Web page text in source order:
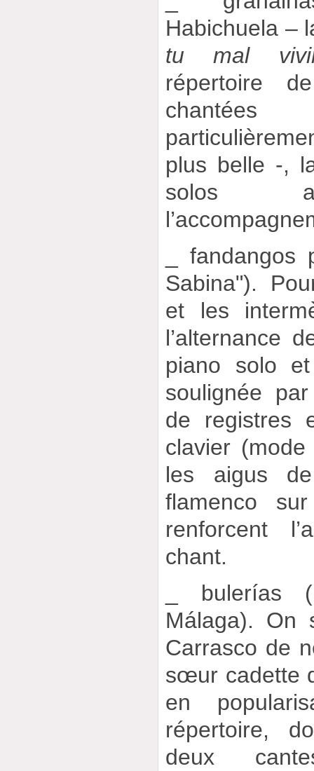
Habichuela –
tu mal
répertoire
plus belle -,
solos
_
Sabina").
et les
l’alternance
piano solo
soulignée
de registres
clavier
les aigus
flamenco
renforcent
chant.
_ bulerías
Málaga). On
Carrasco de
sœur cadette
en
répertoire,
deux